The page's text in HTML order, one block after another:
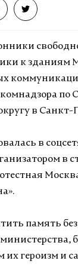
к зданиям
по
в Санкт-
в
в
память
их героизм и